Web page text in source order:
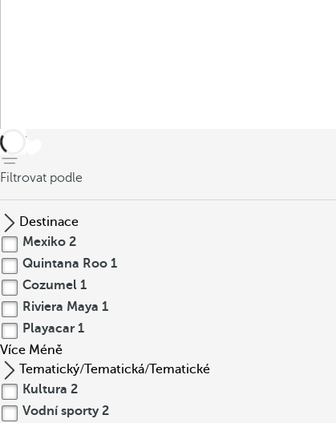
Zpět
Filtrovat podle
Destinace
Mexiko 2
Quintana Roo 1
Cozumel 1
Riviera Maya 1
Playacar 1
Více Méně
Tematický/Tematická/Tematické
Kultura 2
Vodní sporty 2